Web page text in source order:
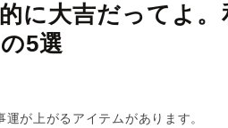
に大吉だってよ
5選
が上がるアイテムがあります。